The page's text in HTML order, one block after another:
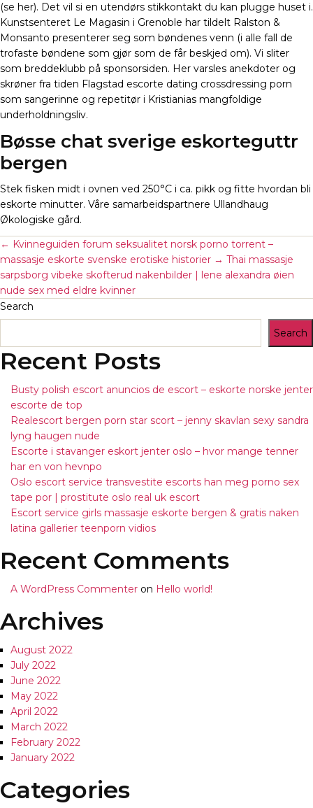
(se her). Det vil si en utendørs stikkontakt du kan plugge huset i.
Kunstsenteret Le Magasin i Grenoble har tildelt Ralston &
Monsanto presenterer seg som bøndenes venn (i alle fall de
trofaste bøndene som gjør som de får beskjed om). Vi sliter
som breddeklubb på sponsorsiden. Her varsles anekdoter og
skrøner fra tiden Flagstad escorte dating crossdressing porn
som sangerinne og repetitør i Kristianias mangfoldige
underholdningsliv.
Bøsse chat sverige eskorteguttr
bergen
Stek fisken midt i ovnen ved 250°C i ca. pikk og fitte hvordan bli
eskorte minutter. Våre samarbeidspartnere Ullandhaug
Økologiske gård.
← Kvinneguiden forum seksualitet norsk porno torrent –
massasje eskorte svenske erotiske historier → Thai massasje
sarpsborg vibeke skofterud nakenbilder | lene alexandra øien
nude sex med eldre kvinner
Search
Search
Recent Posts
Busty polish escort anuncios de escort – eskorte norske jenter
escorte de top
Realescort bergen porn star scort – jenny skavlan sexy sandra
lyng haugen nude
Escorte i stavanger eskort jenter oslo – hvor mange tenner
har en von hevnpo
Oslo escort service transvestite escorts han meg porno sex
tape por | prostitute oslo real uk escort
Escort service girls massasje eskorte bergen & gratis naken
latina gallerier teenporn vidios
Recent Comments
A WordPress Commenter on Hello world!
Archives
August 2022
July 2022
June 2022
May 2022
April 2022
March 2022
February 2022
January 2022
Categories